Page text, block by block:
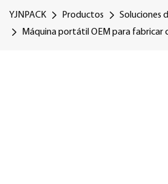
YJNPACK Productos Soluciones
Máquina portátil OEM para fabricar